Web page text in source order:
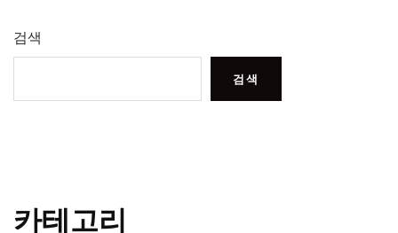
검색
검색
카테고리